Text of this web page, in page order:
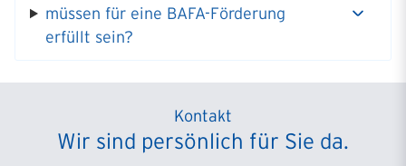
müssen für eine BAFA-Förderung
erfüllt sein?
Kontakt
Wir sind persönlich für Sie da.